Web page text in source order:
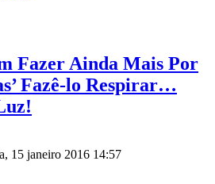
Fazer Ainda Mais Por
Fazê-lo Respirar…
15 janeiro 2016 14:57